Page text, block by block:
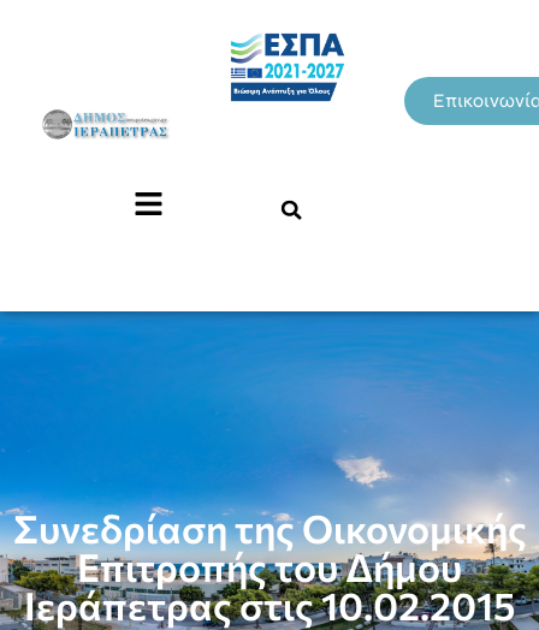
Συνεδρίαση της Οικονομικής
Επιτροπής του Δήμου
Ιεράπετρας στις 10.02.2015